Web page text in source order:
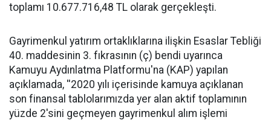
toplamı 10.677.716,48 TL olarak gerçekleşti.
Gayrimenkul yatırım ortaklıklarına ilişkin Esaslar Tebliği
40. maddesinin 3. fıkrasının (ç) bendi uyarınca
Kamuyu Aydınlatma Platformu'na (KAP) yapılan
açıklamada, ''2020 yılı içerisinde kamuya açıklanan
son finansal tablolarımızda yer alan aktif toplamının
yüzde 2'sini geçmeyen gayrimenkul alım işlemi